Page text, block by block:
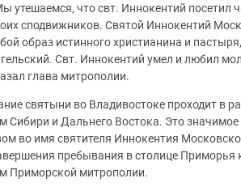
утешаемся, что свт. Иннокентий посетил
сподвижников. Святой Иннокентий
образ истинного христианина и
Свт. Иннокентий умел и любил
глава митрополии.
святыни во Владивостоке проходит в
Сибири и Дальнего Востока. Это
во имя святителя Иннокентия
пребывания в столице
Приморской митрополии.